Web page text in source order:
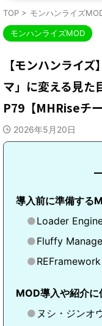
TOP > モンハンライズ
モンハンライズMOD
【モンハンライ
マ」に変える見た
P79【MHRiseチー
2026年5月20日
導入前に準備する
Loader
Fluffy
REFramework
MOD導入や紹介に
ヌシ・ジンオ